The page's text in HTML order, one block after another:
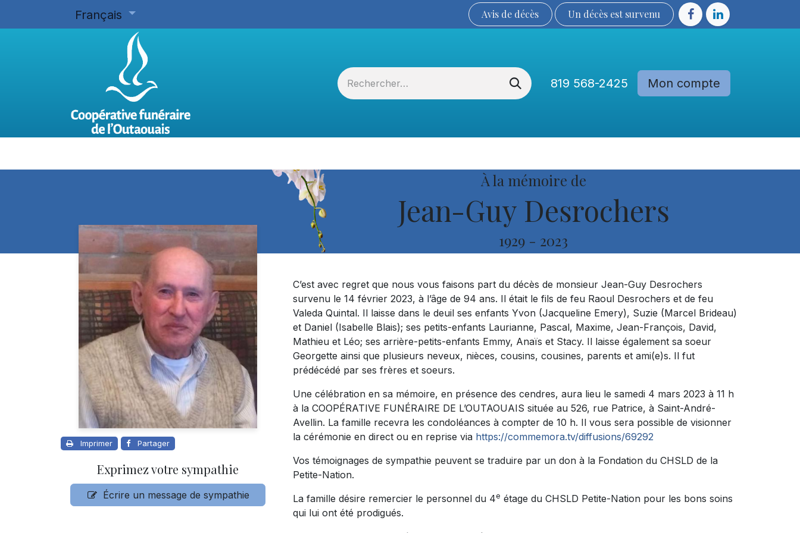
Français Avis de décès Un décès est sur​​​​​​​​ve​nu​​​​​​​​​​
819 568-2425 Mon compte
À la mémoire de
Jean-Guy Desrochers
1929 - 2023
Imprimer Partager
Exprimez votre sympathie
Écrire un message de sympathie
C’est avec regret que nous vous faisons part du décès de monsieur Jean-Guy Desrochers
survenu le 14 février 2023, à l’âge de 94 ans. Il était le fils de feu Raoul Desrochers et de feu
Valeda Quintal. Il laisse dans le deuil ses enfants Yvon (Jacqueline Emery), Suzie (Marcel Brideau)
et Daniel (Isabelle Blais); ses petits-enfants Laurianne, Pascal, Maxime, Jean-François, David,
Mathieu et Léo; ses arrière-petits-enfants Emmy, Anaïs et Stacy. Il laisse également sa soeur
Georgette ainsi que plusieurs neveux, nièces, cousins, cousines, parents et ami(e)s. Il fut
prédécédé par ses frères et soeurs.
Une célébration en sa mémoire, en présence des cendres, aura lieu le samedi 4 mars 2023 à 11 h
à la COOPÉRATIVE FUNÉRAIRE DE L’OUTAOUAIS située au 526, rue Patrice, à Saint-André-
Avellin. La famille recevra les condoléances à compter de 10 h. Il vous sera possible de visionner
la cérémonie en direct ou en reprise via https://commemora.tv/diffusions/69292
Vos témoignages de sympathie peuvent se traduire par un don à la Fondation du CHSLD de la
Petite-Nation.
La famille désire remercier le personnel du 4e étage du CHSLD Petite-Nation pour les bons soins
qui lui ont été prodigués.